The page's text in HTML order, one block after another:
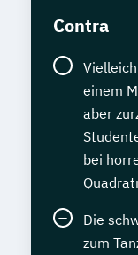
Contra
einem
aber
bei
Die
zum